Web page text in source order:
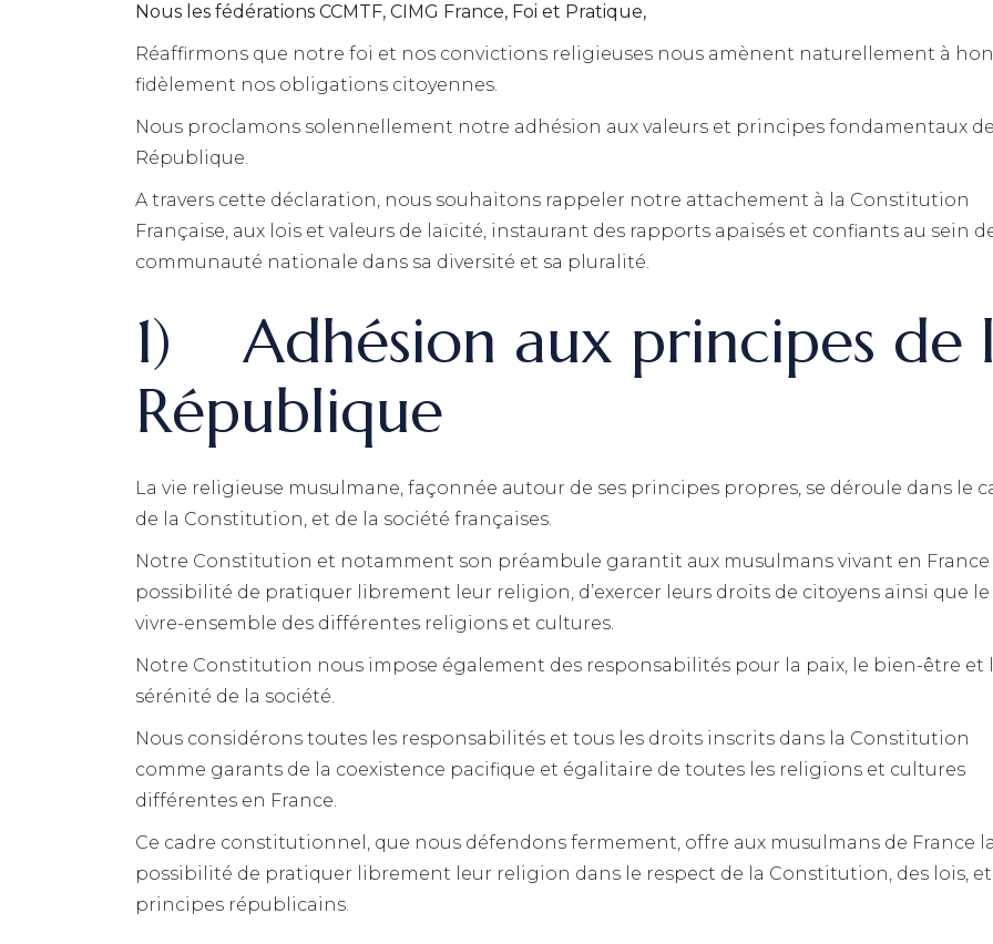
Nous les fédérations CCMTF, CIMG France, Foi et Pratique,
Réaffirmons que notre foi et nos convictions religieuses nous amènent naturellement à
fidèlement nos obligations citoyennes.
Nous proclamons solennellement notre adhésion aux valeurs et principes fondamentaux
République.
A travers cette déclaration, nous souhaitons rappeler notre attachement à la Constitution
Française, aux lois et valeurs de laïcité, instaurant des rapports apaisés et confiants au sein
communauté nationale dans sa diversité et sa pluralité.
1) Adhésion aux principes de
République
La vie religieuse musulmane, façonnée autour de ses principes propres, se déroule dans le
de la Constitution, et de la société françaises.
Notre Constitution et notamment son préambule garantit aux musulmans vivant en France
possibilité de pratiquer librement leur religion, d’exercer leurs droits de citoyens ainsi que le
vivre-ensemble des différentes religions et cultures.
Notre Constitution nous impose également des responsabilités pour la paix, le bien-être et
sérénité de la société.
Nous considérons toutes les responsabilités et tous les droits inscrits dans la Constitution
comme garants de la coexistence pacifique et égalitaire de toutes les religions et cultures
différentes en France.
Ce cadre constitutionnel, que nous défendons fermement, offre aux musulmans de France la
possibilité de pratiquer librement leur religion dans le respect de la Constitution, des lois, et
principes républicains.